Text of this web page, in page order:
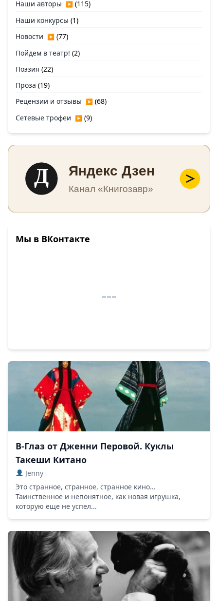
В-Глаз от Дженни Перовой. Куклы
Такеши Китано
Jenny
Это странное, странное, странное кино…
Таинственное и непонятное, как новая игрушка,
которую еще не успел...
Наши авторы ▶ (115)
Наши конкурсы (1)
Новости ▶ (77)
Пойдем в театр! (2)
Поэзия (22)
Проза (19)
Рецензии и отзывы ▶ (68)
Сетевые трофеи ▶ (9)
Д Яндекс Дзен
Канал «Книгозавр»
Мы в ВКонтакте